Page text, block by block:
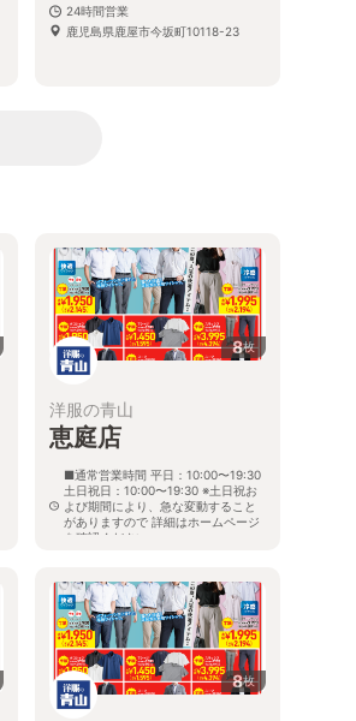
24時間営業
鹿児島県鹿屋市今坂町10118-23
8枚
洋服の青山
恵庭店
■通常営業時間 平日：10:00〜19:30
土日祝日：10:00〜19:30 ※土日祝お
よび期間により、急な変動すること
がありますので 詳細はホームページ
を確認ください
8枚